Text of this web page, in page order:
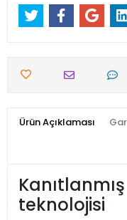
Ürün Açıklaması
teknolojisi